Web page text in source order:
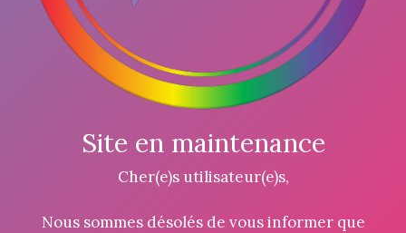
Site en maintenance
Cher(e)s utilisateur(e)s,
Nous sommes désolés de vous informer que